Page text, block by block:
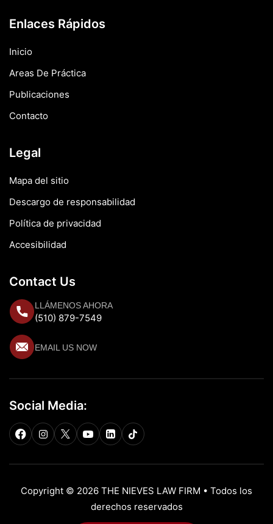
Enlaces Rápidos
Inicio
Areas De Práctica
Publicaciones
Contacto
Legal
Mapa del sitio
Descargo de responsabilidad
Política de privacidad
Accesibilidad
Contact Us
LLÁMENOS AHORA
(510) 879-7549
EMAIL US NOW
Social Media:
Copyright © 2026 THE NIEVES LAW FIRM • Todos los
derechos reservados